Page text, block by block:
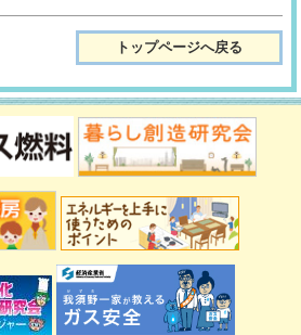
トップページへ戻る